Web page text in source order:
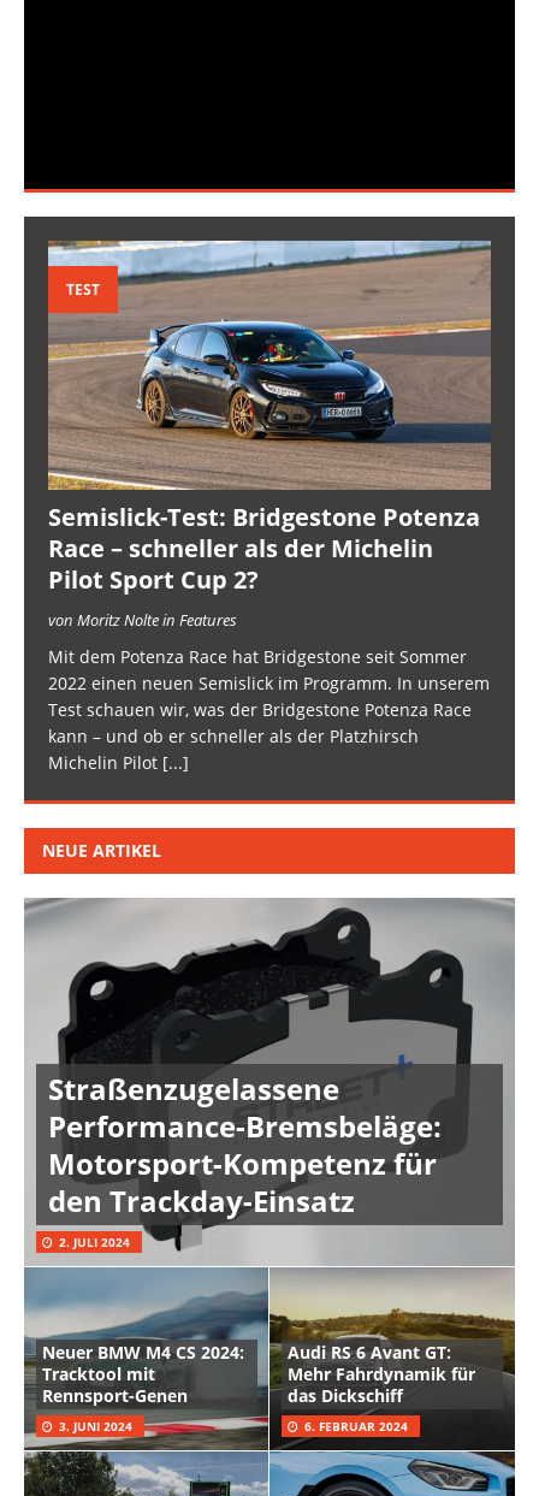
TEST
Semislick-Test: Bridgestone Potenza
Race – schneller als der Michelin
Pilot Sport Cup 2?
von Moritz Nolte in Features
Mit dem Potenza Race hat Bridgestone seit Sommer
2022 einen neuen Semislick im Programm. In unserem
Test schauen wir, was der Bridgestone Potenza Race
kann – und ob er schneller als der Platzhirsch
Michelin Pilot [...]
NEUE ARTIKEL
Straßenzugelassene
Performance-Bremsbeläge:
Motorsport-Kompetenz für
den Trackday-Einsatz
2. JULI 2024
Neuer BMW M4 CS 2024:
Tracktool mit
Rennsport-Genen
3. JUNI 2024
Audi RS 6 Avant GT:
Mehr Fahrdynamik für
das Dickschiff
6. FEBRUAR 2024